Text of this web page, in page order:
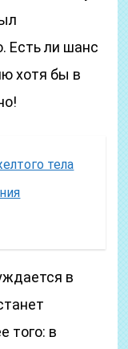
Есть ли шанс
хотя бы в
тела
в
того: в